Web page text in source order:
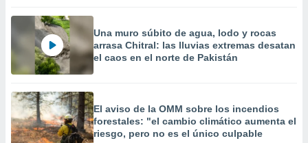
Una muro súbito de agua, lodo y rocas
arrasa Chitral: las lluvias extremas desatan
el caos en el norte de Pakistán
El aviso de la OMM sobre los incendios
forestales: "el cambio climático aumenta el
riesgo, pero no es el único culpable